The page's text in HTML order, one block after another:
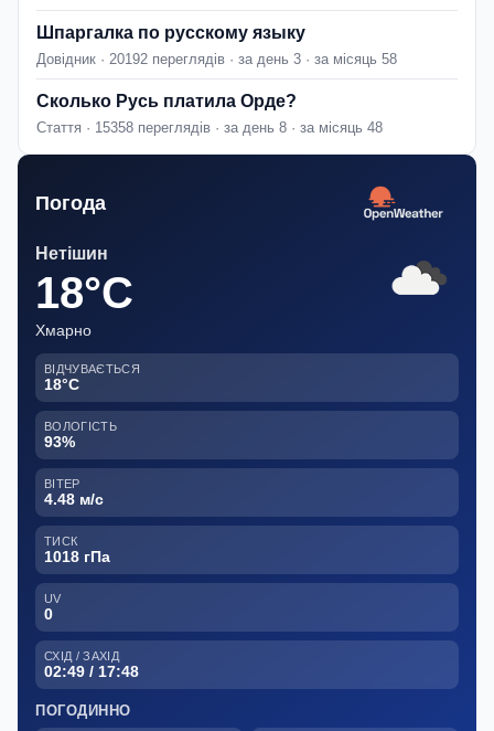
Шпаргалка по русскому языку
Довідник · 20192 переглядів · за день 3 · за місяць 58
Сколько Русь платила Орде?
Стаття · 15358 переглядів · за день 8 · за місяць 48
Погода
Нетішин
18°C
Хмарно
ВІДЧУВАЄТЬСЯ
18°C
ВОЛОГІСТЬ
93%
ВІТЕР
4.48 м/с
ТИСК
1018 гПа
UV
0
СХІД / ЗАХІД
02:49 / 17:48
ПОГОДИННО